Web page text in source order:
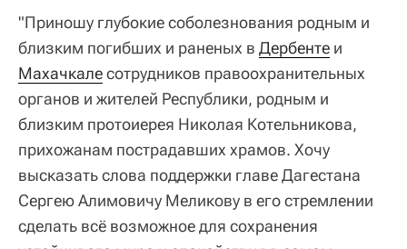
"Приношу глубокие соболезнования родным и
близким погибших и раненых в Дербенте и
Махачкалесотрудников правоохранительных
органов и жителей Республики, родным и
близким протоиерея Николая Котельникова,
прихожанам пострадавших храмов. Хочу
высказать слова поддержки главе Дагестана
Сергею Алимовичу Меликову в его стремлении
сделать всё возможное для сохранения